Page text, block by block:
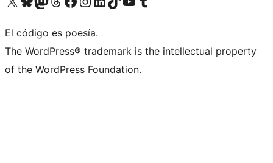
El código es poesía.
The WordPress® trademark is the intellectual property
of the WordPress Foundation.